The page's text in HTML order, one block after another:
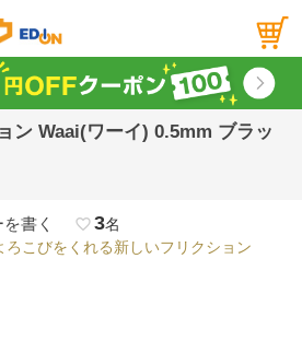
ン Waai(ワーイ) 0.5mm ブラッ
書く favorite_border3名
こびをくれる新しいフリクション